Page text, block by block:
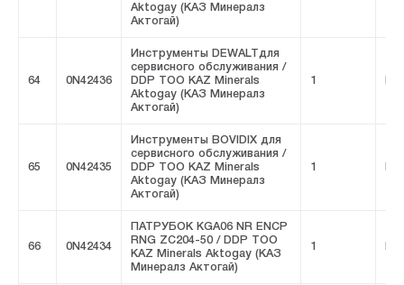
Aktogay (КАЗ Минералз
Актогай)
64 0N42436
Инструменты DEWALTдля
сервисного обслуживания /
DDP ТОО KAZ Minerals
Aktogay (КАЗ Минералз
Актогай)
1
65 0N42435
Инструменты BOVIDIX для
сервисного обслуживания /
DDP ТОО KAZ Minerals
Aktogay (КАЗ Минералз
Актогай)
1
66 0N42434
ПАТРУБОК KGA06 NR ENCP
RNG ZC204-50 / DDP ТОО
KAZ Minerals Aktogay (КАЗ
Минералз Актогай)
1